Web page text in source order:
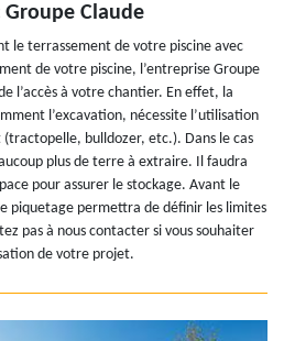
Claude
le terrassement de votre piscine avec
de votre piscine, l’entreprise Groupe
l’accès à votre chantier. En effet, la
l’excavation, nécessite l’utilisation
bulldozer, etc.). Dans le cas
plus de terre à extraire. Il faudra
pour assurer le stockage. Avant le
piquetage permettra de définir les limites
pas à nous contacter si vous souhaiter
de votre projet.